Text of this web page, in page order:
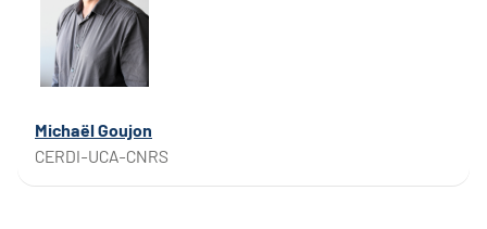
Michaël Goujon
CERDI-UCA-CNRS